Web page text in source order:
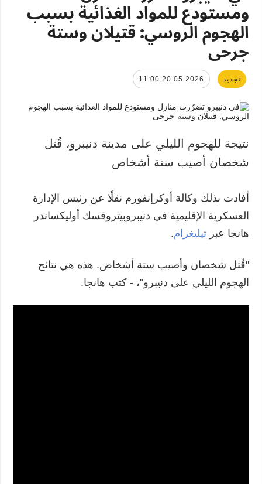
ومستودع للمواد الغذائية بسبب
الهجوم الروسي: قتيلان وستة
جرحى
تجديد 20.05.2026 11:00
نتيجة للهجوم الليلي على مدينة دنيبرو، قُتل
شخصان أصيب ستة أشخاص
أفادت بذلك وكالة أوكرإنفورم نقلًا عن رئيس الإدارة
العسكرية الإقليمية في دنيبروبيتروفسك أوليكساندر
هانجا عبرتيليغرام.
"قُتل شخصان وأصيب ستة أشخاص. هذه هي نتائج
الهجوم الليلي على دنيبرو"، - كتب هانجا.